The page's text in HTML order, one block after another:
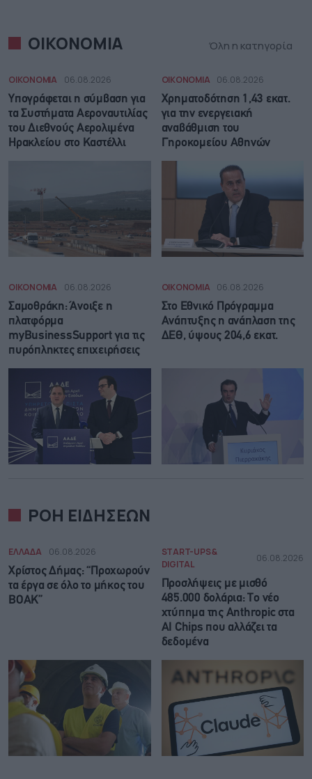
ΟΙΚΟΝΟΜΙΑ Όλη η κατηγορία
ΟΙΚΟΝΟΜΙΑ 06.08.2026
Υπογράφεται η σύμβαση για
τα Συστήματα Αεροναυτιλίας
του Διεθνούς Αερολιμένα
Ηρακλείου στο Καστέλλι
ΟΙΚΟΝΟΜΙΑ 06.08.2026
Χρηματοδότηση 1,43 εκατ.
για την ενεργειακή
αναβάθμιση του
Γηροκομείου Αθηνών
ΟΙΚΟΝΟΜΙΑ 06.08.2026
Σαμοθράκη: Άνοιξε η
πλατφόρμα
myBusinessSupport για τις
πυρόπληκτες επιχειρήσεις
ΟΙΚΟΝΟΜΙΑ 06.08.2026
Στο Εθνικό Πρόγραμμα
Ανάπτυξης η ανάπλαση της
ΔΕΘ, ύψους 204,6 εκατ.
ΡΟΗ ΕΙΔΗΣΕΩΝ
ΕΛΛΑΔΑ 06.08.2026
Χρίστος Δήμας: “Προχωρούν
τα έργα σε όλο το μήκος του
ΒΟΑΚ”
START-UPS &
DIGITAL
06.08.2026
Προσλήψεις με μισθό
485.000 δολάρια: Το νέο
χτύπημα της Anthropic στα
AI Chips που αλλάζει τα
δεδομένα